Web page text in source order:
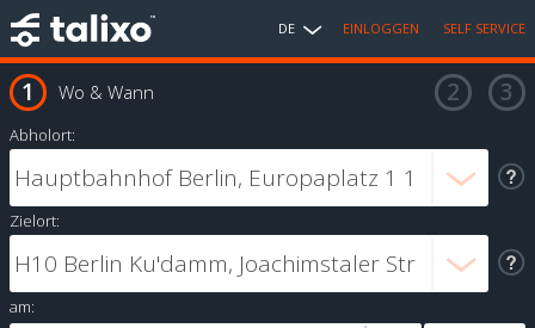
DE EINLOGGEN SELF SERVICE
Wo & Wann
Abholort:
Zielort:
am: